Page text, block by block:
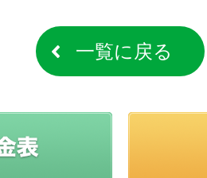
一覧に戻る